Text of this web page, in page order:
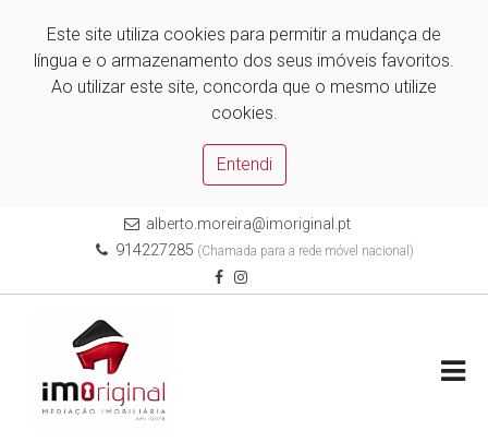
Este site utiliza cookies para permitir a mudança de
língua e o armazenamento dos seus imóveis favoritos.
Ao utilizar este site, concorda que o mesmo utilize
cookies.
Entendi
alberto.moreira@imoriginal.pt
914227285 (Chamada para a rede móvel nacional)